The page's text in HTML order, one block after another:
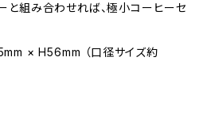
と組み合わせれば、極小コーヒーセ
× H56mm （口径サイズ約